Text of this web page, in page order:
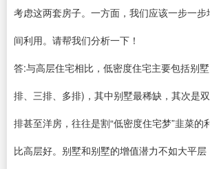
考虑这两套房子。一方面，我们应该一步一
间利用。请帮我们分析一下！
答:与高层住宅相比，低密度住宅主要包括别
排、三排、多排)，其中别墅最稀缺，其次是
排甚至洋房，往往是割“低密度住宅梦”韭菜的
比高层好。别墅和别墅的增值潜力不如大平